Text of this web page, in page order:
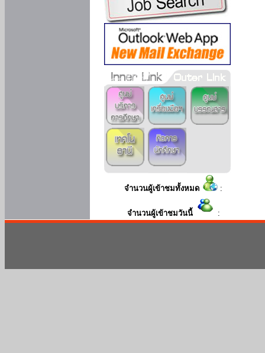
จำนวนผู้เข้าชมทั้งหมด :
จำนวนผู้เข้าชมวันนี้ :